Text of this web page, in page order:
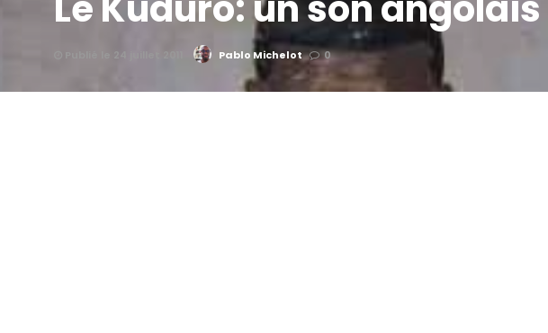
Publié le 24 juillet 2011 Pablo Michelot 0